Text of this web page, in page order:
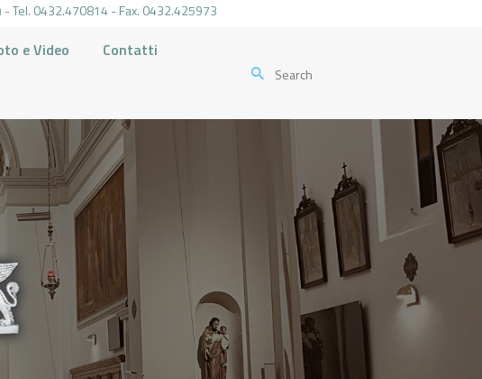
Tel. 0432.470814 - Fax. 0432.425973
e Video Contatti